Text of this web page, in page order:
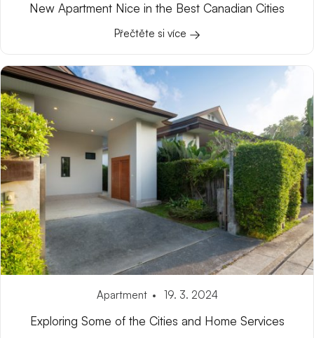
New Apartment Nice in the Best Canadian Cities
Přečtěte si více
Apartment 19. 3. 2024
Exploring Some of the Cities and Home Services